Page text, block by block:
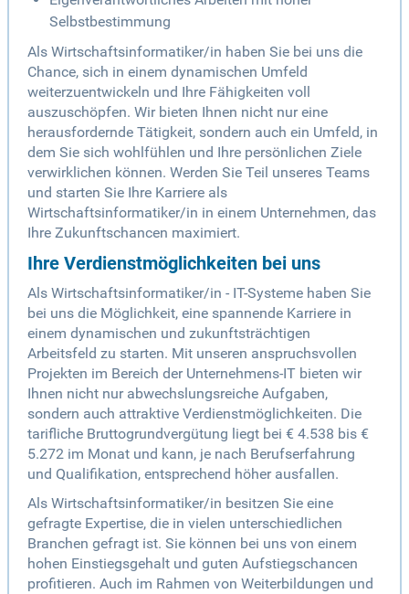
Selbstbestimmung
Als Wirtschaftsinformatiker/in haben Sie bei uns die
Chance, sich in einem dynamischen Umfeld
weiterzuentwickeln und Ihre Fähigkeiten voll
auszuschöpfen. Wir bieten Ihnen nicht nur eine
herausfordernde Tätigkeit, sondern auch ein Umfeld, in
dem Sie sich wohlfühlen und Ihre persönlichen Ziele
verwirklichen können. Werden Sie Teil unseres Teams
und starten Sie Ihre Karriere als
Wirtschaftsinformatiker/in in einem Unternehmen, das
Ihre Zukunftschancen maximiert.
Ihre Verdienstmöglichkeiten bei uns
Als Wirtschaftsinformatiker/in - IT-Systeme haben Sie
bei uns die Möglichkeit, eine spannende Karriere in
einem dynamischen und zukunftsträchtigen
Arbeitsfeld zu starten. Mit unseren anspruchsvollen
Projekten im Bereich der Unternehmens-IT bieten wir
Ihnen nicht nur abwechslungsreiche Aufgaben,
sondern auch attraktive Verdienstmöglichkeiten. Die
tarifliche Bruttogrundvergütung liegt bei € 4.538 bis €
5.272 im Monat und kann, je nach Berufserfahrung
und Qualifikation, entsprechend höher ausfallen.
Als Wirtschaftsinformatiker/in besitzen Sie eine
gefragte Expertise, die in vielen unterschiedlichen
Branchen gefragt ist. Sie können bei uns von einem
hohen Einstiegsgehalt und guten Aufstiegschancen
profitieren. Auch im Rahmen von Weiterbildungen und